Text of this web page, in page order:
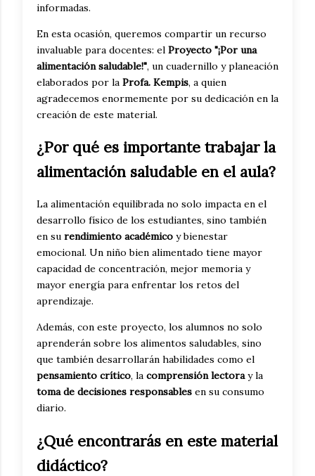
informadas.
En esta ocasión, queremos compartir un recurso
invaluable para docentes: el Proyecto "¡Por una
alimentación saludable!", un cuadernillo y planeación
elaborados por la Profa. Kempis, a quien
agradecemos enormemente por su dedicación en la
creación de este material.
¿Por qué es importante trabajar la
alimentación saludable en el aula?
La alimentación equilibrada no solo impacta en el
desarrollo físico de los estudiantes, sino también
en su rendimiento académico y bienestar
emocional. Un niño bien alimentado tiene mayor
capacidad de concentración, mejor memoria y
mayor energía para enfrentar los retos del
aprendizaje.
Además, con este proyecto, los alumnos no solo
aprenderán sobre los alimentos saludables, sino
que también desarrollarán habilidades como el
pensamiento crítico, la comprensión lectoray la
toma de decisiones responsables en su consumo
diario.
¿Qué encontrarás en este material
didáctico?